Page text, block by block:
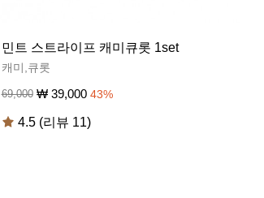
민트 스트라이프 캐미큐롯 1set
캐미,큐롯
69,000 ₩ 39,000 43%
4.5 (리뷰 11)